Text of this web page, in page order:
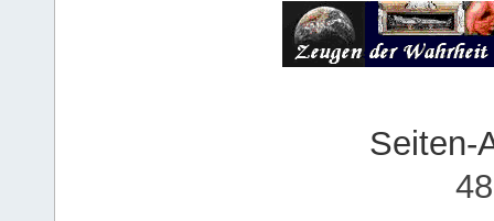
Seiten-